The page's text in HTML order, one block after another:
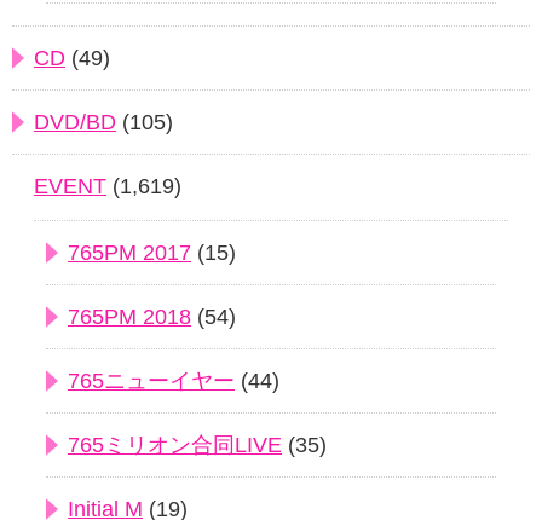
CD (49)
DVD/BD (105)
EVENT (1,619)
765PM 2017 (15)
765PM 2018 (54)
765ニューイヤー (44)
765ミリオン合同LIVE (35)
Initial M (19)